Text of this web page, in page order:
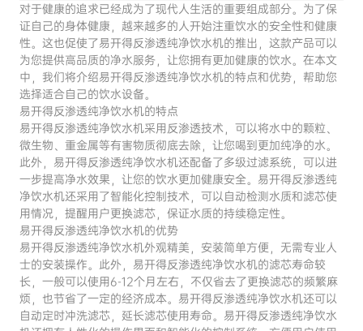
对于健康的追求已经成为了现代人生活的重要组成部分。为了保
证自己的身体健康，越来越多的人开始注重饮水的安全性和健康
性。这也促使了易开得反渗透纯净饮水机的推出，这款产品可以
为您提供高品质的净水服务，让您拥有更加健康的饮水。在本文
中，我们将介绍易开得反渗透纯净饮水机的特点和优势，帮助您
选择适合自己的饮水设备。
易开得反渗透纯净饮水机的特点
易开得反渗透纯净饮水机采用反渗透技术，可以将水中的颗粒、
微生物、重金属等有害物质彻底去除，让您喝到更加纯净的水。
此外，易开得反渗透纯净饮水机还配备了多级过滤系统，可以进
一步提高净水效果，让您的饮水更加健康安全。易开得反渗透纯
净饮水机还采用了智能化控制技术，可以自动检测水质和滤芯使
用情况，提醒用户更换滤芯，保证水质的持续稳定性。
易开得反渗透纯净饮水机的优势
易开得反渗透纯净饮水机外观精美，安装简单方便，无需专业人
士的安装操作。此外，易开得反渗透纯净饮水机的滤芯寿命较
长，一般可以使用6-12个月左右，不仅省去了更换滤芯的频繁麻
烦，也节省了一定的经济成本。易开得反渗透纯净饮水机还可以
自动定时冲洗滤芯，延长滤芯使用寿命。易开得反渗透纯净饮水